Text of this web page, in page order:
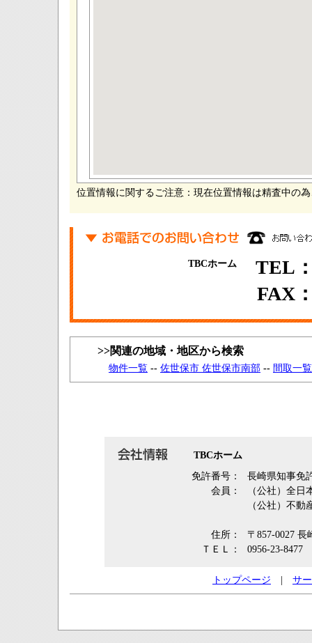
位置情報に関するご注意：現在位置情報は精査中の
TBCホーム
TEL
FAX
>>関連の地域・地区から検索
物件一覧 -- 佐世保市 佐世保市南部 -- 間取一覧
TBCホーム
免許番号：
長崎県知事免
会員：
（公社）全日
（公社）不動
住所：
〒857-0027
ＴＥＬ：
0956-23-8477
トップページ サ